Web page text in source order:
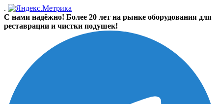
.
С нами надёжно! Более 20 лет на рынке оборудования для
реставрации и чистки подушек!